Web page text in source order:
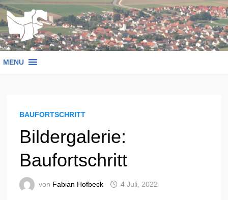
Zum
Inhalt
springen
MENU
BAUFORTSCHRITT
Bildergalerie:
Baufortschritt
von Fabian Hofbeck 4 Juli, 2022